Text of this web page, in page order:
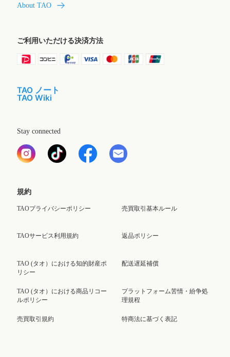
About TAO
ご利用いただける決済方法
TAO ノート
TAO Wiki
Stay connected
規約
TAOプライバシーポリシー
TAOサービス利用規約
TAO (タオ）における知的財産ポ
リシー
TAO (タオ）における商品リコー
ルポリシー
売買取引規約
売買取引基本ルール
返品ポリシー
配送遅延補償
プラットフォーム苦情・紛争処
理規程
特商法に基づく表記